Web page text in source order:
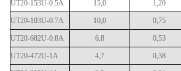
UT20-153U-0.5A 15,0 1,20
UT20-103U-0.7A 10,0 0,75
UT20-682U-0.8A 6,8 0,53
UT20-472U-1A 4,7 0,38